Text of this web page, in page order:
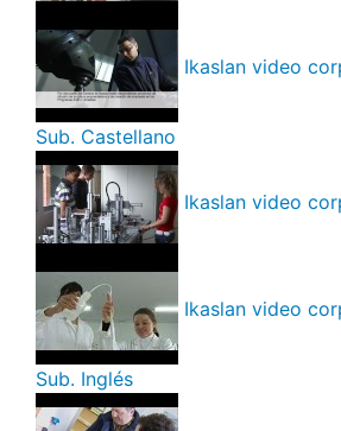
Ikaslan video
Sub. Castellano
Ikaslan video
Ikaslan video
Sub. Inglés